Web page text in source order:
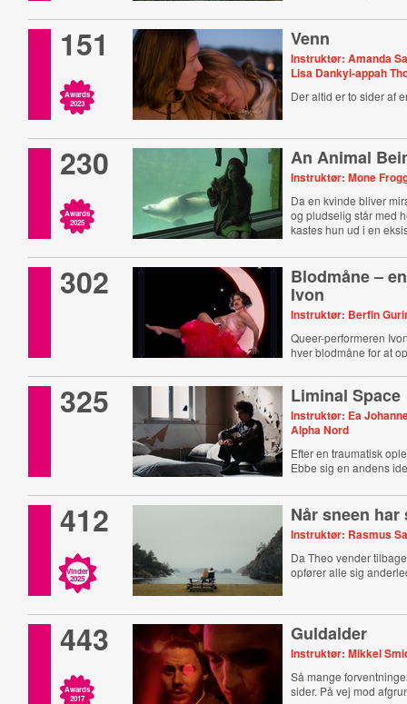
151
Awards
2023
Venn
Instruktør: Amanda
Lisa Dankyi-appah
Der altid er to sider af
230
Awards
2025
An Animal
Instruktør: Mone
Da en kvinde bliver
og pludselig står med
kastes hun ud i en
302 Blodmåne –
Ivon
Instruktør: Berfin
Queer-performeren
hver blodmåne for at
325 Liminal Space
Instruktør: Ea
Alpha Nord
Efter en traumatisk
Ebbe sig en andens
412
Vinder
2025
Når sneen har
Instruktør: Rasmus
Da Theo vender
opfører alle sig
443
Awards
2017
Guldalder
Instruktør: Mikkel
Så mange
sider. På vej mod